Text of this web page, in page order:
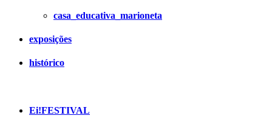
casa_educativa_marioneta
exposições
histórico
Ei!FESTIVAL